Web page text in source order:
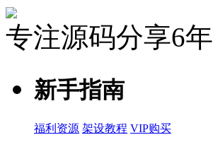
专注源码分享6年
新手指南
福利资源 架设教程 VIP购买